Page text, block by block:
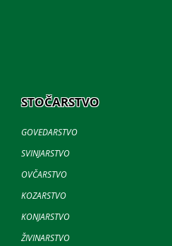
STOČARSTVO
GOVEDARSTVO
SVINJARSTVO
OVČARSTVO
KOZARSTVO
KONJARSTVO
ŽIVINARSTVO